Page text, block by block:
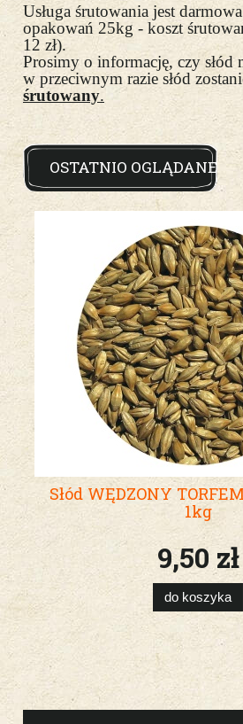
Usługa śrutowania jest
opakowań 25kg - koszt
12 zł).
Prosimy o informację, czy słód
w przeciwnym razie słód
śrutowany.
OSTATNIO OGLĄDANE
Słód WĘDZONY
1kg
9,50 zł
do koszyka